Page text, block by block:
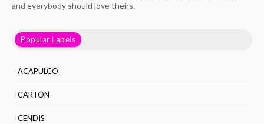
and everybody should love theirs.
Popular Labels
ACAPULCO
CARTÓN
CENDIS